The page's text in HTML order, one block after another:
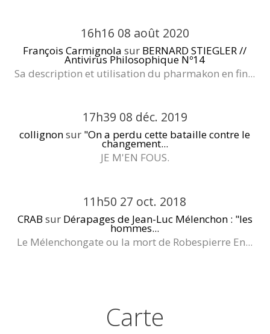
16h16 08 août 2020
François Carmignola sur BERNARD STIEGLER //
Antivirus Philosophique Nº14
Sa description et utilisation du pharmakon en fin...
17h39 08 déc. 2019
collignonsur "On a perdu cette bataille contre le
changement...
JE M'EN FOUS.
11h50 27 oct. 2018
CRAB sur Dérapages de Jean-Luc Mélenchon : "les
hommes...
Le Mélenchongate ou la mort de Robespierre En...
Carte